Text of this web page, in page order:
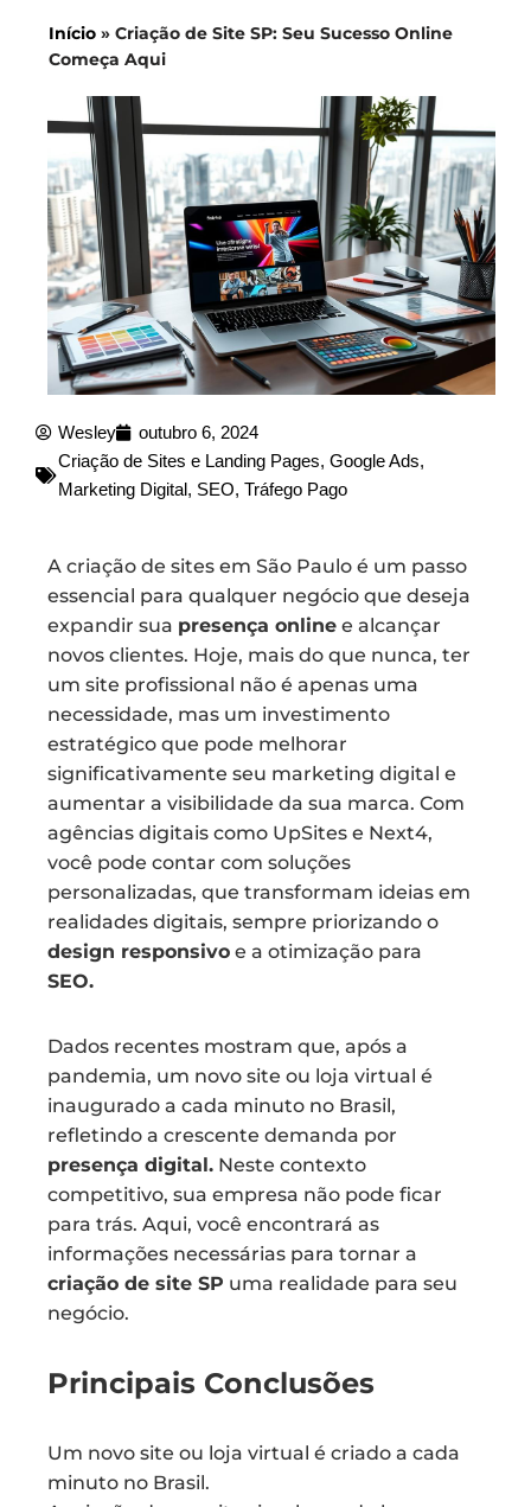
Início » Criação de Site SP: Seu Sucesso Online
Começa Aqui
Wesley
outubro 6, 2024
Criação de Sites e Landing Pages, Google Ads,
Marketing Digital, SEO, Tráfego Pago
A criação de sites em São Paulo é um passo
essencial para qualquer negócio que deseja
expandir sua presença online e alcançar
novos clientes. Hoje, mais do que nunca, ter
um site profissional não é apenas uma
necessidade, mas um investimento
estratégico que pode melhorar
significativamente seu marketing digital e
aumentar a visibilidade da sua marca. Com
agências digitais como UpSites e Next4,
você pode contar com soluções
personalizadas, que transformam ideias em
realidades digitais, sempre priorizando o
design responsivo e a otimização para
SEO.
Dados recentes mostram que, após a
pandemia, um novo site ou loja virtual é
inaugurado a cada minuto no Brasil,
refletindo a crescente demanda por
presença digital. Neste contexto
competitivo, sua empresa não pode ficar
para trás. Aqui, você encontrará as
informações necessárias para tornar a
criação de site SP uma realidade para seu
negócio.
Principais Conclusões
Um novo site ou loja virtual é criado a cada
minuto no Brasil.